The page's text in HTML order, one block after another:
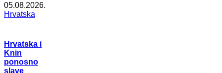
05.08.2026.
Hrvatska
Hrvatska i
Knin
ponosno
slave